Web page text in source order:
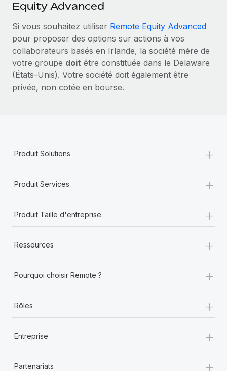
Equity Advanced
Si vous souhaitez utiliser Remote Equity Advanced
pour proposer des options sur actions à vos
collaborateurs basés en Irlande, la société mère de
votre groupe doit être constituée dans le Delaware
(États‑Unis). Votre société doit également être
privée, non cotée en bourse.
Produit Solutions +
Produit Services +
Produit Taille d'entreprise +
Ressources +
Pourquoi choisir Remote ? +
Rôles +
Entreprise +
Partenariats +